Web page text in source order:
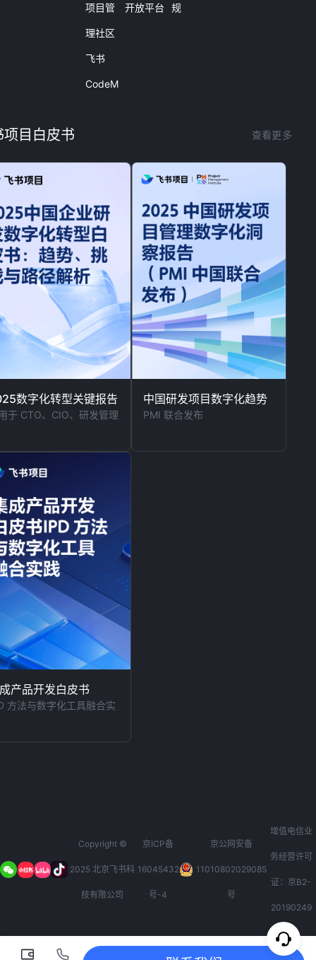
项目管
理社区
飞书
CodeM
开放平台 规
项目白皮书 查看更多
数字化转型关键报告
于 CTO、CIO、研发管理
中国研发项目数字化趋势
PMI 联合发布
产品开发白皮书
方法与数字化工具融合实
Copyright ©
2025 北京飞书科
技有限公司
京ICP备
16045432
号-4
京公网安备
11010802029085
号
增值电信业
务经营许可
证：京B2-
20190249